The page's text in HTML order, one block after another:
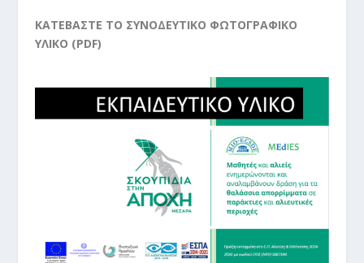
ΚΑΤΕΒΑΣΤΕ ΤΟ ΣΥΝΟΔΕΥΤΙΚΟ ΦΩΤΟΓΡΑΦΙΚΟ
ΥΛΙΚΟ (PDF)